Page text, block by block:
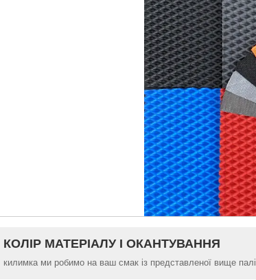
КОЛІР МАТЕРІАЛУ І ОКАНТУВАННЯ
килимка ми робимо на ваш смак із представленої вище